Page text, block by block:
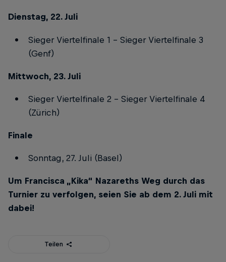
Dienstag, 22. Juli
Sieger Viertelfinale 1 – Sieger Viertelfinale 3
(Genf)
Mittwoch, 23. Juli
Sieger Viertelfinale 2 – Sieger Viertelfinale 4
(Zürich)
Finale
Sonntag, 27. Juli (Basel)
Um Francisca „Kika“ Nazareths Weg durch das
Turnier zu verfolgen, seien Sie ab dem 2. Juli mit
dabei!
Teilen